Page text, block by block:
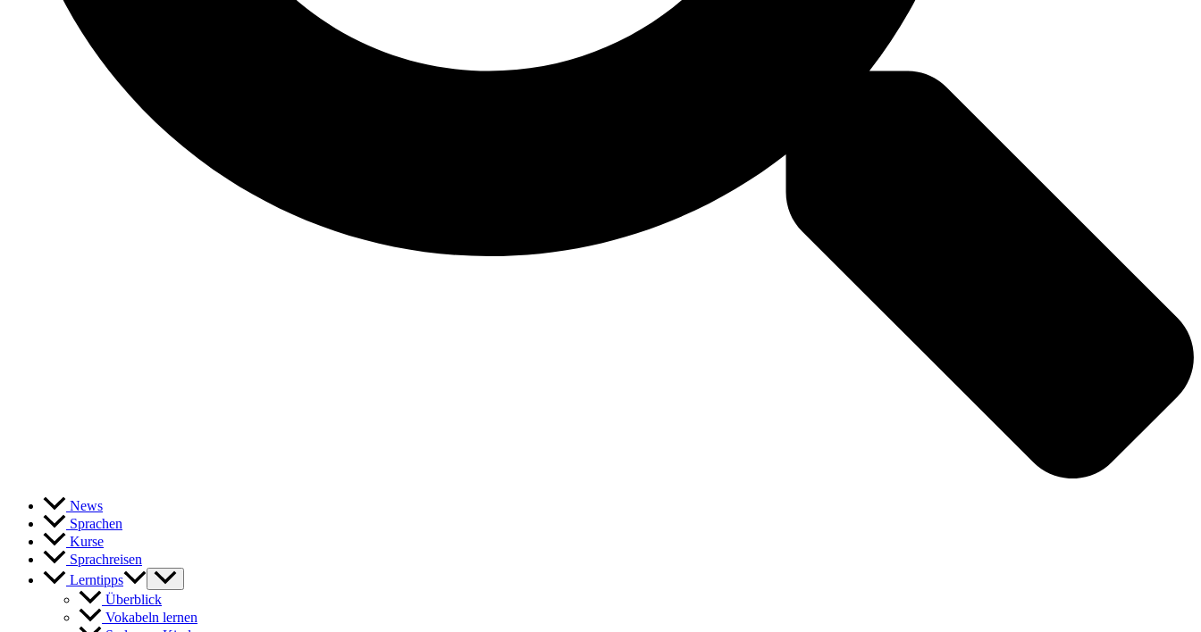
News
Sprachen
Kurse
Sprachreisen
Lerntipps
Überblick
Vokabeln lernen